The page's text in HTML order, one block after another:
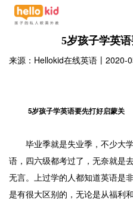
5岁孩子学英
来源：Hellokid在线英语 丨 2020-
5岁孩子学英语要先打好启蒙关
毕业季就是失业季，不少大
语，四六级都考过了，无奈就是
无言。上过学的人都知道英语是
是有很大区别的，无论是从福利